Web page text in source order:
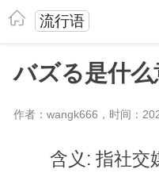
流行语
バズる是什么
作者：wangk666，时间：
含义: 指社交